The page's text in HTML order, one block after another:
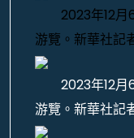
2023年12
游覽。新華社記
2023年12
游覽。新華社記